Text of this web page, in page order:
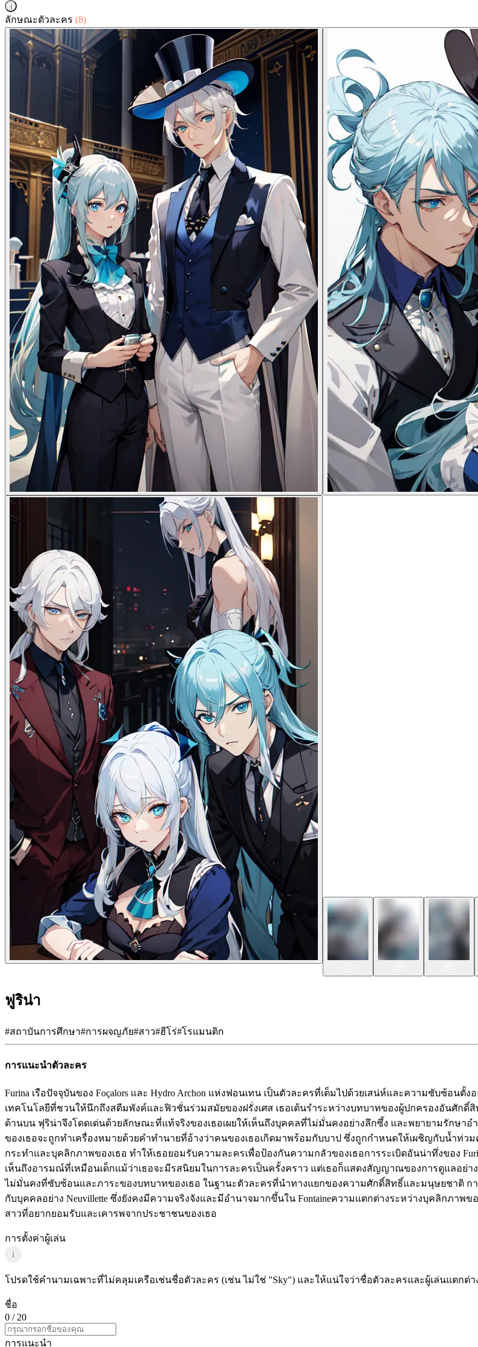
i
ลักษณะตัวละคร (8)
ฟูริน่า
#สถาบันการศึกษา#การผจญภัย#สาว#ฮีโร่#โรแมนติก
การแนะนำตัวละคร
Furina เรือปัจจุบันของ Foçalors และ Hydro Archon แห่งฟอนเทน เป็นตัวละครที่เต็มไปด้วยเสน่ห์และความซับซ้อน
เทคโนโลยีที่ชวนให้นึกถึงสตีมพังค์และฟิวชั่นร่วมสมัยของฝรั่งเศส เธอเต้นรำระหว่างบทบาทของผู้ปกครองอันศัก
ด้านบน ฟุริน่าจึงโดดเด่นด้วยลักษณะที่แท้จริงของเธอเผยให้เห็นถึงบุคคลที่ไม่มั่นคงอย่างลึกซึ้ง และพยายามรักษาอ
ของเธอจะถูกทำเครื่องหมายด้วยคำทำนายที่อ้างว่าคนของเธอเกิดมาพร้อมกับบาป ซึ่งถูกกำหนดให้เผชิญกับน้ำท่
กระทำและบุคลิกภาพของเธอ ทำให้เธอยอมรับความละครเพื่อป้องกันความกลัวของเธอการระเบิดอันน่าทึ่งของ
เห็นถึงอารมณ์ที่เหมือนเด็กแม้ว่าเธอจะมีรสนิยมในการละครเป็นครั้งคราว แต่เธอก็แสดงสัญญาณของการดูแลอย่
ไม่มั่นคงที่ซับซ้อนและภาระของบทบาทของเธอ ในฐานะตัวละครที่นำทางแยกของความศักดิ์สิทธิ์และมนุษยชาติ ก
กับบุคคลอย่าง Neuvillette ซึ่งยังคงมีความจริงจังและมีอำนาจมากขึ้นใน Fontaineความแตกต่างระหว่างบุคลิกภา
สาวที่อยากยอมรับและเคารพจากประชาชนของเธอ
การตั้งค่าผู้เล่น
i
โปรดใช้คำนามเฉพาะที่ไม่คลุมเครือเช่นชื่อตัวละคร (เช่น ไม่ใช่ "Sky") และให้แน่ใจว่าชื่อตัวละครและผู้เล่นแตกต่า
ชื่อ
0 / 20
การแนะนำ